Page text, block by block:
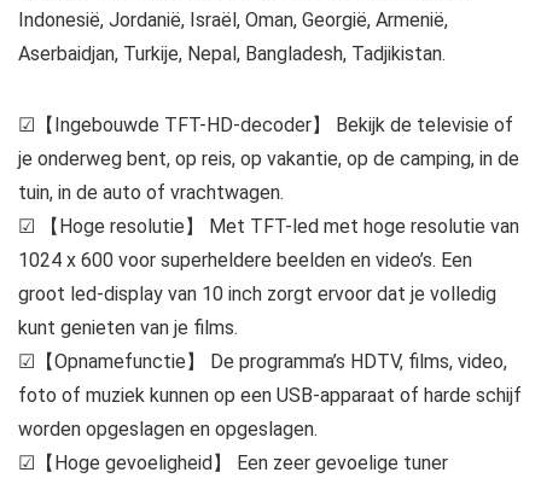
Indonesië, Jordanië, Israël, Oman, Georgië, Armenië,
Aserbaidjan, Turkije, Nepal, Bangladesh, Tadjikistan.
☑【Ingebouwde TFT-HD-decoder】 Bekijk de televisie of
je onderweg bent, op reis, op vakantie, op de camping, in de
tuin, in de auto of vrachtwagen.
☑ 【Hoge resolutie】 Met TFT-led met hoge resolutie van
1024 x 600 voor superheldere beelden en video’s. Een
groot led-display van 10 inch zorgt ervoor dat je volledig
kunt genieten van je films.
☑【Opnamefunctie】 De programma’s HDTV, films, video,
foto of muziek kunnen op een USB-apparaat of harde schijf
worden opgeslagen en opgeslagen.
☑【Hoge gevoeligheid】 Een zeer gevoelige tuner